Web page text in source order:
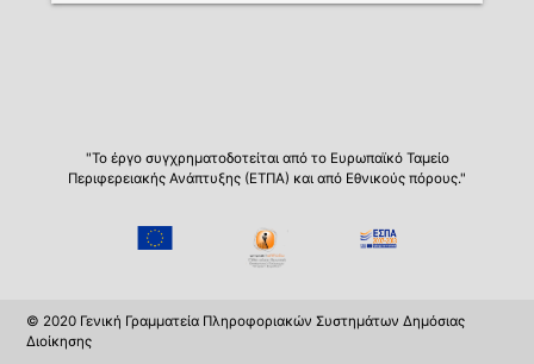
"Το έργο συγχρηματοδοτείται από το Ευρωπαϊκό Ταμείο
Περιφερειακής Ανάπτυξης (ΕΤΠΑ) και από Εθνικούς πόρους."
© 2020 Γενική Γραμματεία Πληροφοριακών Συστημάτων Δημόσιας
Διοίκησης